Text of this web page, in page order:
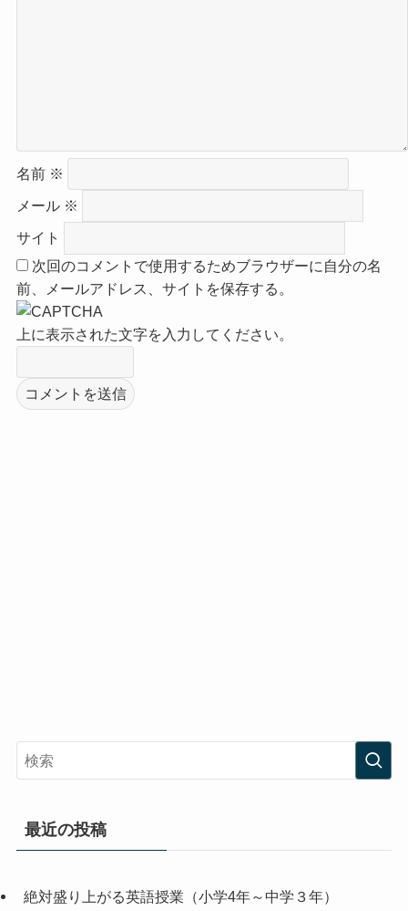
名前 ※
メール ※
サイト
次回のコメントで使用するためブラウザーに自分の名
前、メールアドレス、サイトを保存する。
上に表示された文字を入力してください。
最近の投稿
絶対盛り上がる英語授業（小学4年～中学３年）